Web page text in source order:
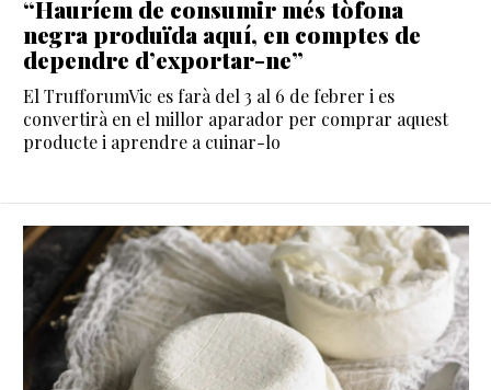
“Hauríem de consumir més tòfona
negra produïda aquí, en comptes de
dependre d’exportar-ne”
El TrufforumVic es farà del 3 al 6 de febrer i es
convertirà en el millor aparador per comprar aquest
producte i aprendre a cuinar-lo